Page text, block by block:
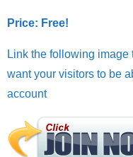
Price: Free!
Link the following
want your visitors to be
account